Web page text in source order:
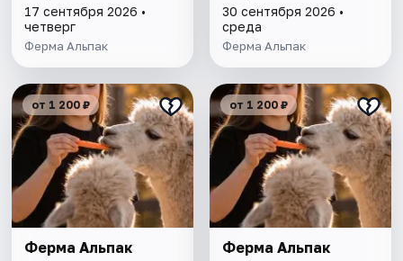
17 сентября 2026 •
четверг
Ферма Альпак
30 сентября 2026 •
среда
Ферма Альпак
от 1 200 ₽
Ферма Альпак
от 1 200 ₽
Ферма Альпак